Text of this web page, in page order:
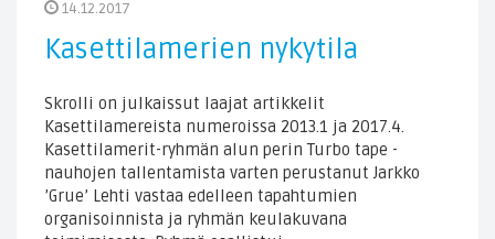
14.12.2017
Kasettilamerien nykytila
Skrolli on julkaissut laajat artikkelit
Kasettilamereista numeroissa 2013.1 ja 2017.4.
Kasettilamerit-ryhmän alun perin Turbo tape -
nauhojen tallentamista varten perustanut Jarkko
’Grue’ Lehti vastaa edelleen tapahtumien
organisoinnista ja ryhmän keulakuvana